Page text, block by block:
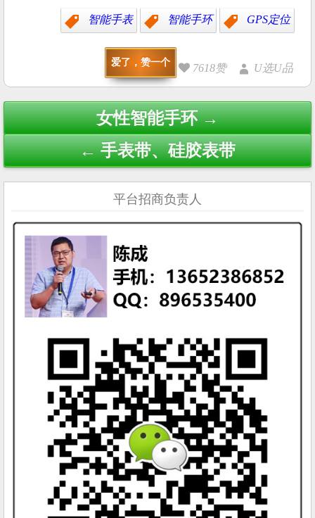
智能手表 智能手环 GPS定位
爱了，赞一个 7618赞 U选U品
Post
navigation
女性智能手环 →
← 手表带、硅胶表带
平台招商负责人